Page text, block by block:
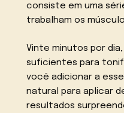
consiste em uma
trabalham os
Vinte minutos por
suficientes para
você adicionar a
natural para aplicar
resultados